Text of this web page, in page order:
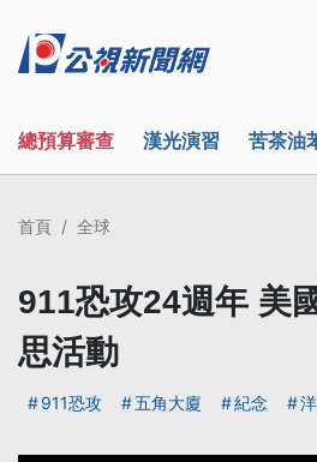
總預算審查 漢光演習 苦茶油
首頁 全球
911恐攻24週年 美
思活動
911恐攻 五角大廈 紀念